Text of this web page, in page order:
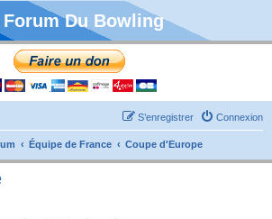
Forum Du Bowling
Connexion
S’enregistrer
Équipe de France Coupe d'Europe